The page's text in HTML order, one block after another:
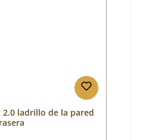
ladrillo de la pared